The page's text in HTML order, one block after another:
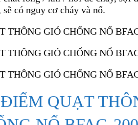
sẽ có nguy cơ cháy và nổ.
QUẠT